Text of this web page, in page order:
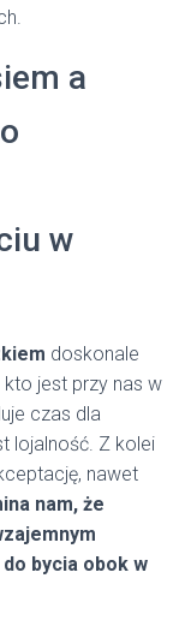
a
w
doskonale
jest przy nas w
czas dla
lojalność. Z kolei
nawet
nam, że
bycia obok w